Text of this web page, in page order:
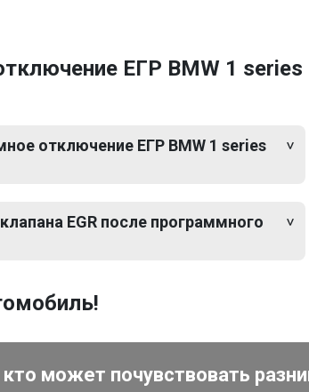
ЕГР BMW 1
отключение ЕГР BMW 1 series
EGR после программного
может почувствовать